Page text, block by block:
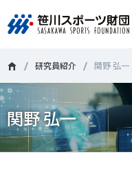
＃誰が子どものスポーツをさ
＃アクティブなまちづくり
研究員紹介 関野 弘一
関野 弘一